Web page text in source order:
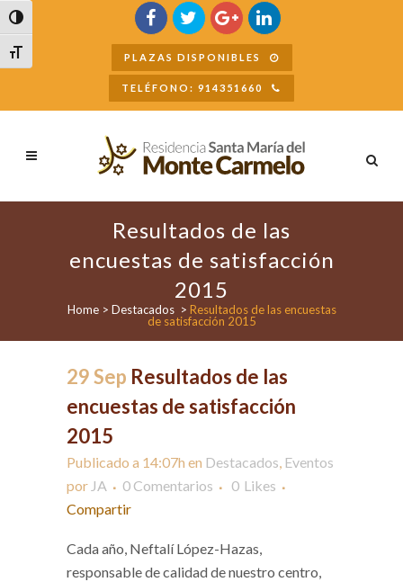
Alternar alto contraste
Alternar tamaño de letra
Buscar
PLAZAS DISPONIBLES
TELÉFONO: 914351660
Resultados de las
encuestas de satisfacción
2015
Home> Destacados > Resultados de las encuestas
de satisfacción 2015
29 Sep Resultados de las
encuestas de satisfacción
2015
Publicado a 14:07h en Destacados, Eventos
por JA 0 Comentarios 0 Likes
Compartir
Cada año, Neftalí López-Hazas,
responsable de calidad de nuestro centro,